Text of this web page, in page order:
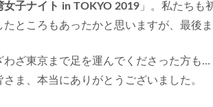
女子ナイト in TOKYO 2019 」。私たちも
たところもあったかと思いますが、最後
わざ東京まで足を運んでくださった方も…
ま、本当にありがとうございました。